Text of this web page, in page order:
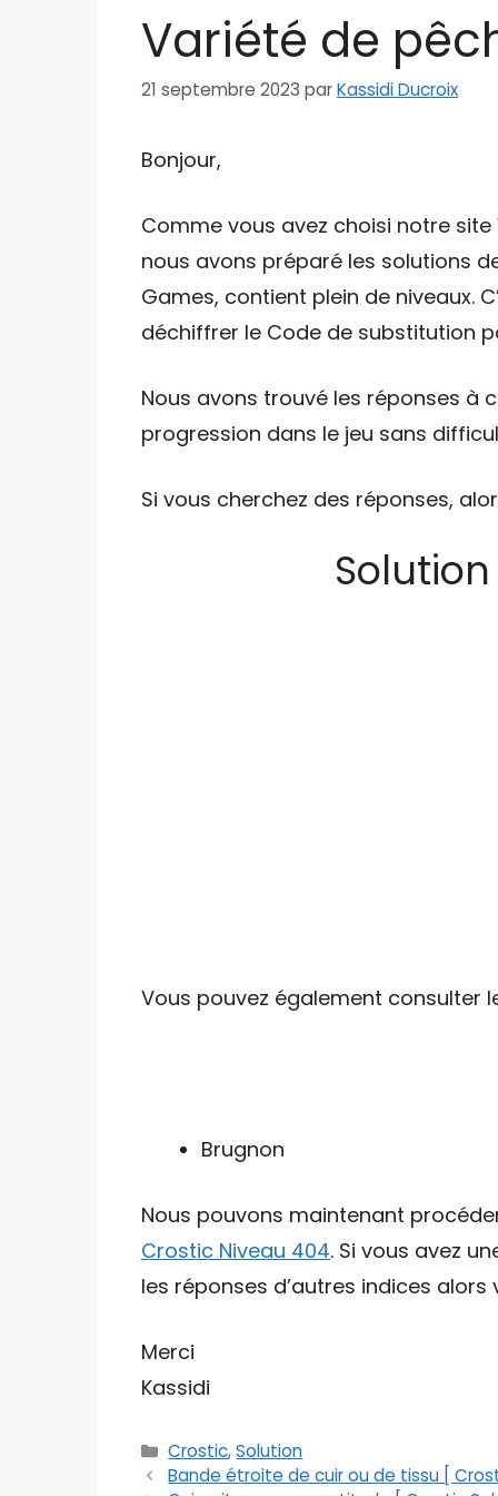
Variété de
21 septembre 2023 parKassidi Ducroix
Bonjour,
Comme vous avez choisi notre
nous avons préparé les solutions
Games, contient plein de niveaux.
déchiffrer le Code de substitution
Nous avons trouvé les réponses à
progression dans le jeu sans
Si vous cherchez des réponses,
Vous pouvez également consulter
Brugnon
Nous pouvons maintenant
Crostic Niveau 404. Si vous avez
les réponses d’autres indices
Merci
Kassidi
Catégories
Crostic,Solution
Bande étroite de cuir ou de tissu [